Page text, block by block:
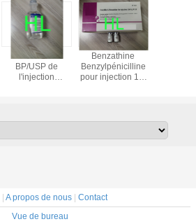
Médecines
BP/USP de
l'injection
Benzathine
Benzylpénicilline
pour injection 1,2
VIALS / BOX
| A propos de nous | Contact
Vue de bureau